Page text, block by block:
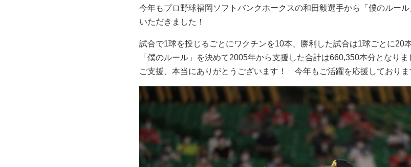
今年もプロ野球福岡ソフトバンクホークスの和田毅選手から「僕のルー
いただきました！
試合で1球を投じるごとにワクチンを10本、勝利した試合は1球ごとに20
「僕のルール」を決めて2005年から支援した合計は660,350本分となり
ご支援、本当にありがとうございます！ 今年もご活躍を応援しておりま